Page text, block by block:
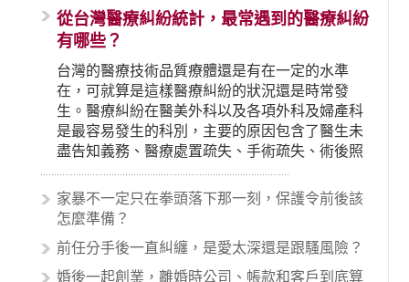
從台灣醫療糾紛統計，最常遇到的醫療糾紛
有哪些？
台灣的醫療技術品質療體還是有在一定的水準
在，可就算是這樣醫療糾紛的狀況還是時常發
生。醫療糾紛在醫美外科以及各項外科及婦產科
是最容易發生的科別，主要的原因包含了醫生未
盡告知義務、醫療處置疏失、手術疏失、術後照
顧失當、醫療費用的收取。雖然醫學進步，但醫
生與病患之間引起的糾紛還是經常發生。很多案
例中最後都走向訴訟流程，我們如果不幸遇到相
的內容其實非常多，有些案例…
家暴不一定只在拳頭落下那一刻，保護令前後該
怎麼準備？
前任分手後一直糾纏，是愛太深還是跟騷風險？
婚後一起創業，離婚時公司、帳款和客戶到底算